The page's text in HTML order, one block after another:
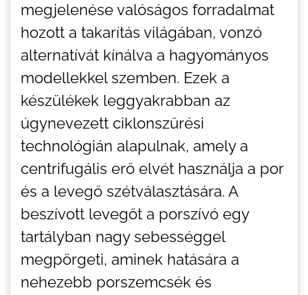
megjelenése valóságos forradalmat
hozott a takarítás világában, vonzó
alternatívát kínálva a hagyományos
modellekkel szemben. Ezek a
készülékek leggyakrabban az
úgynevezett ciklonszűrési
technológián alapulnak, amely a
centrifugális erő elvét használja a por
és a levegő szétválasztására. A
beszívott levegőt a porszívó egy
tartályban nagy sebességgel
megpörgeti, aminek hatására a
nehezebb porszemcsék és